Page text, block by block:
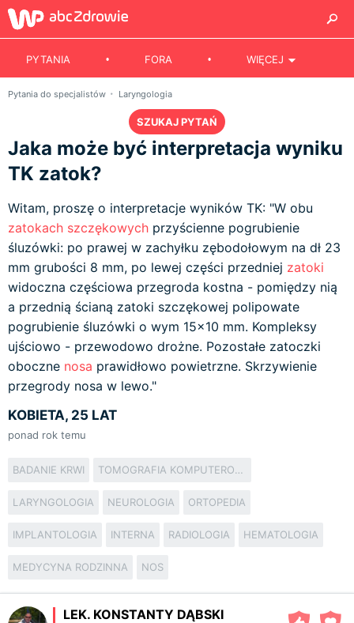
PYTANIA FORA WIĘCEJ
Pytania do specjalistów Laryngologia
SZUKAJ PYTAŃ
Jaka może być interpretacja wyniku
TK zatok?
Witam, proszę o interpretacje wyników TK: "W obu
zatokach szczękowych przyścienne pogrubienie
śluzówki: po prawej w zachyłku zębodołowym na dł 23
mm grubości 8 mm, po lewej części przedniej zatoki
widoczna częściowa przegroda kostna - pomiędzy nią
a przednią ścianą zatoki szczękowej polipowate
pogrubienie śluzówki o wym 15x10 mm. Kompleksy
ujściowo - przewodowo drożne. Pozostałe zatoczki
oboczne nosa prawidłowo powietrzne. Skrzywienie
przegrody nosa w lewo."
KOBIETA, 25 LAT
ponad rok temu
BADANIE KRWI TOMOGRAFIA KOMPUTEROWA
LARYNGOLOGIA NEUROLOGIA ORTOPEDIA
IMPLANTOLOGIA INTERNA RADIOLOGIA HEMATOLOGIA
MEDYCYNA RODZINNA NOS
LEK. KONSTANTY DĄBSKI